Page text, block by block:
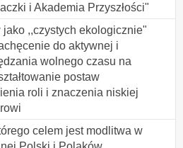
i Akademia Przyszłości"
,,czystych ekologicznie"
do aktywnej i
wolnego czasu na
postaw
roli i znaczenia niskiej
celem jest modlitwa w